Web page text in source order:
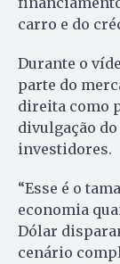
carro e do
Durante o
parte do
direita como
divulgação
investidores.
“Esse é o
economia
Dólar
cenário